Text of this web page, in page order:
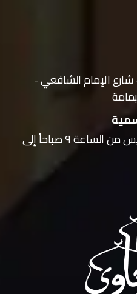
شارع الإمام الشافعي -
من السبت إلى الخميس من الساعة ٩ صباحاً إلى